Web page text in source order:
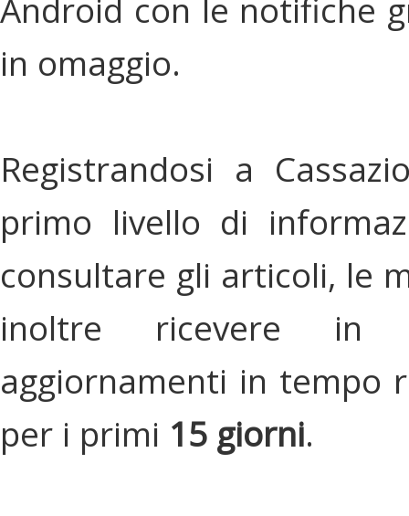
Android con le notifiche
in omaggio.
Registrandosi a
primo livello di
consultare gli articoli, le
inoltre ricevere in
aggiornamenti in tempo
per i primi 15 giorni.